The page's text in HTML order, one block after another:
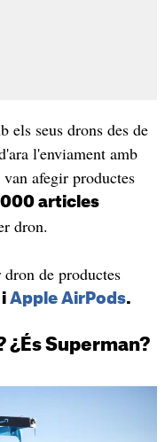
els seus drons des de
l'enviament amb
afegir productes
articles
dron.
de productes
i Apple AirPods.
¿És Superman?